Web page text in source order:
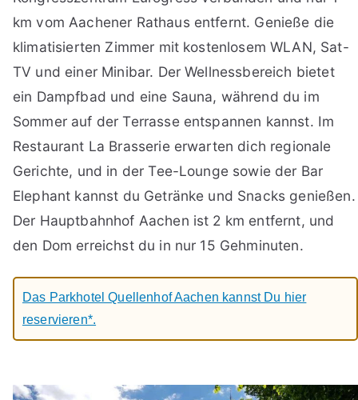
km vom Aachener Rathaus entfernt. Genieße die
klimatisierten Zimmer mit kostenlosem WLAN, Sat-
TV und einer Minibar. Der Wellnessbereich bietet
ein Dampfbad und eine Sauna, während du im
Sommer auf der Terrasse entspannen kannst. Im
Restaurant La Brasserie erwarten dich regionale
Gerichte, und in der Tee-Lounge sowie der Bar
Elephant kannst du Getränke und Snacks genießen.
Der Hauptbahnhof Aachen ist 2 km entfernt, und
den Dom erreichst du in nur 15 Gehminuten.
Das Parkhotel Quellenhof Aachen kannst Du hier
reservieren*.